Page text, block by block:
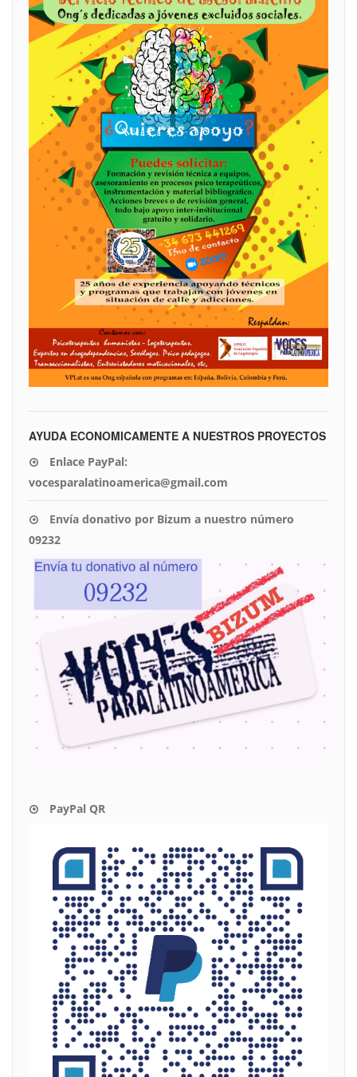
AYUDA ECONOMICAMENTE A NUESTROS PROYECTOS
Enlace PayPal:
vocesparalatinoamerica@gmail.com
Envía donativo por Bizum a nuestro número
09232
PayPal QR